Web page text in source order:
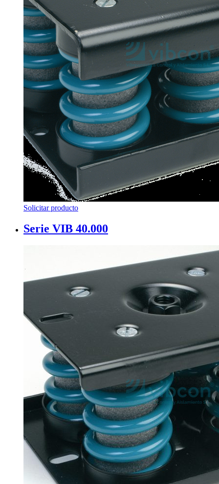
Solicitar producto
Serie VIB 40.000